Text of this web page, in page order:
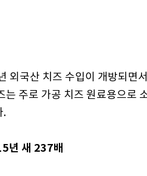
외국산 치즈 수입이 개방되면
는 주로 가공 치즈 원료용으로
.
년 새 237배